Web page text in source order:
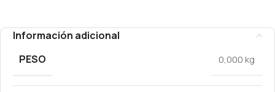
Información adicional
PESO
0,000 kg